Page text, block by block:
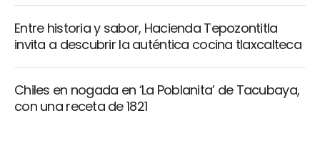
Entre historia y sabor, Hacienda Tepozontitla
invita a descubrir la auténtica cocina tlaxcalteca
Chiles en nogada en ‘La Poblanita’ de Tacubaya,
con una receta de 1821